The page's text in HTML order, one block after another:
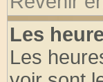
Les
Les